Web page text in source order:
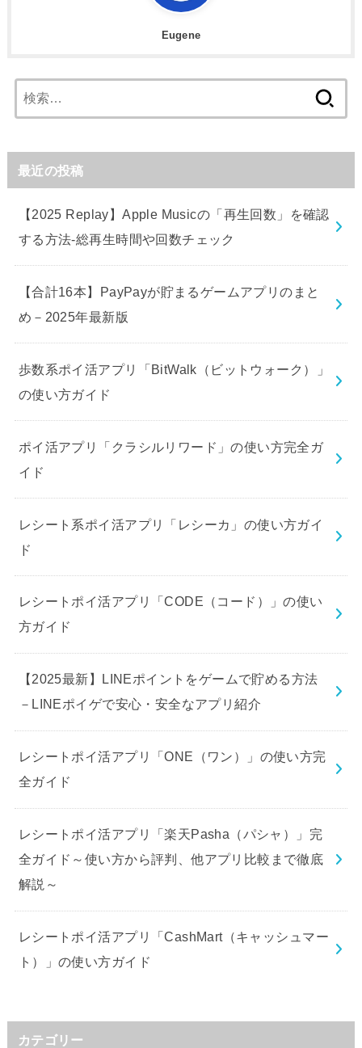
Eugene
索:
最近の投稿
【2025 Replay】Apple Musicの「再生回数」を確認
する方法-総再生時間や回数チェック
【合計16本】PayPayが貯まるゲームアプリのまと
め－2025年最新版
歩数系ポイ活アプリ「BitWalk（ビットウォーク）」
の使い方ガイド
ポイ活アプリ「クラシルリワード」の使い方完全ガ
イド
レシート系ポイ活アプリ「レシーカ」の使い方ガイ
ド
レシートポイ活アプリ「CODE（コード）」の使い
方ガイド
【2025最新】LINEポイントをゲームで貯める方法
－LINEポイゲで安心・安全なアプリ紹介
レシートポイ活アプリ「ONE（ワン）」の使い方完
全ガイド
レシートポイ活アプリ「楽天Pasha（パシャ）」完
全ガイド～使い方から評判、他アプリ比較まで徹底
解説～
レシートポイ活アプリ「CashMart（キャッシュマー
ト）」の使い方ガイド
カテゴリー